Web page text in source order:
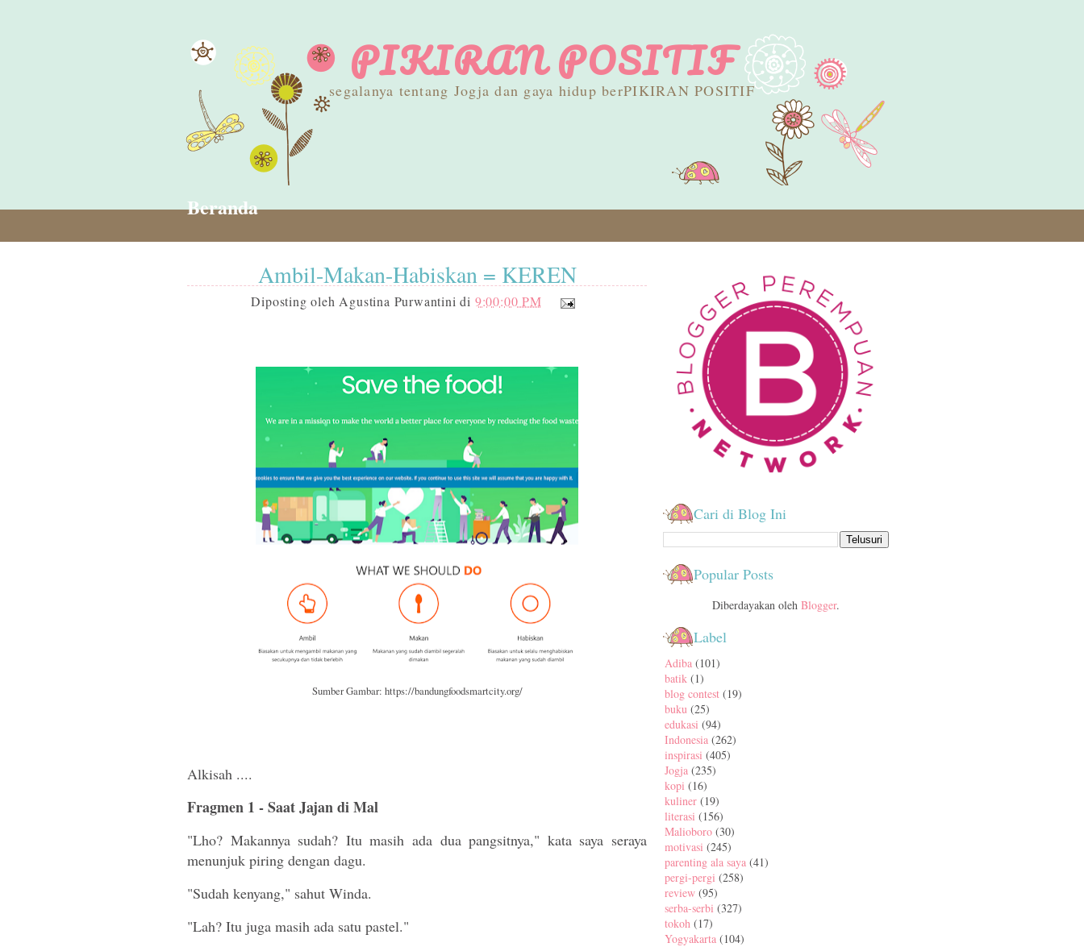
PIKIRAN POSITIF
segalanya tentang Jogja dan gaya hidup berPIKIRAN POSITIF
Beranda
Ambil-Makan-Habiskan = KEREN
Diposting oleh Agustina Purwantini di 9:00:00 PM
Sumber Gambar: https://bandungfoodsmartcity.org/
Alkisah ....
Fragmen 1 - Saat Jajan di Mal
"Lho? Makannya sudah? Itu masih ada dua pangsitnya," kata saya seraya
menunjuk piring dengan dagu.
"Sudah kenyang," sahut Winda.
"Lah? Itu juga masih ada satu pastel."
Cari di Blog Ini
Popular Posts
Diberdayakan oleh Blogger.
Label
Adiba (101)
batik (1)
blog contest (19)
buku (25)
edukasi (94)
Indonesia (262)
inspirasi (405)
Jogja (235)
kopi (16)
kuliner (19)
literasi (156)
Malioboro (30)
motivasi (245)
parenting ala saya (41)
pergi-pergi (258)
review (95)
serba-serbi (327)
tokoh (17)
Yogyakarta (104)